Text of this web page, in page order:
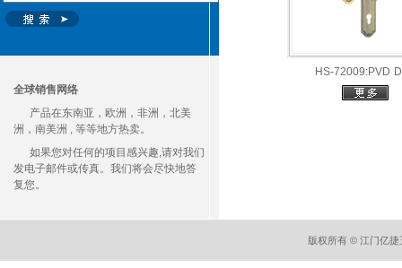
全球销售网络
产品在东南亚，欧洲，非洲，北美
洲，南美洲 , 等等地方热卖。
如果您对任何的项目感兴趣,请对我们
发电子邮件或传真。我们将会尽快地答
复您。
HS-72009:PVD
版权所有 © 江门亿